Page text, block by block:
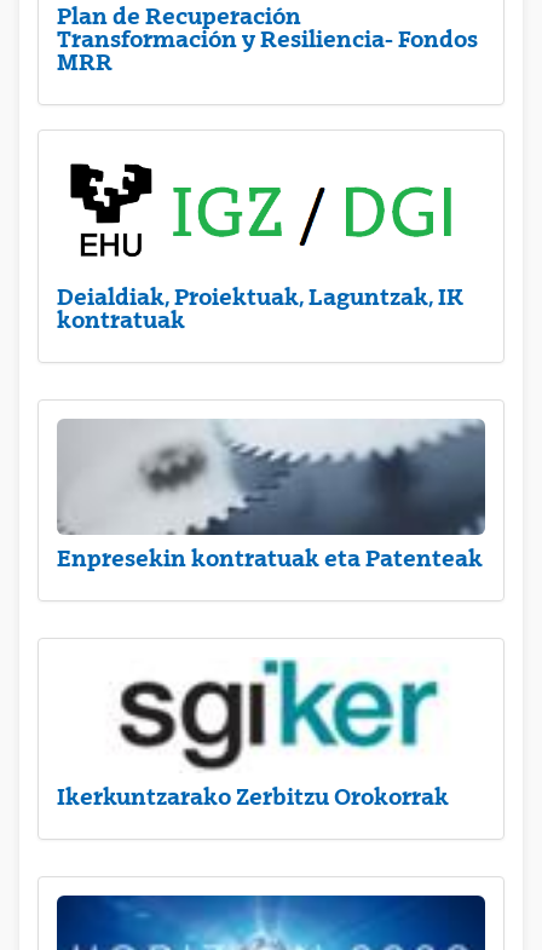
Plan de Recuperación
Transformación y Resiliencia- Fondos
MRR
Deialdiak, Proiektuak, Laguntzak, IK
kontratuak
Enpresekin kontratuak eta Patenteak
Ikerkuntzarako Zerbitzu Orokorrak